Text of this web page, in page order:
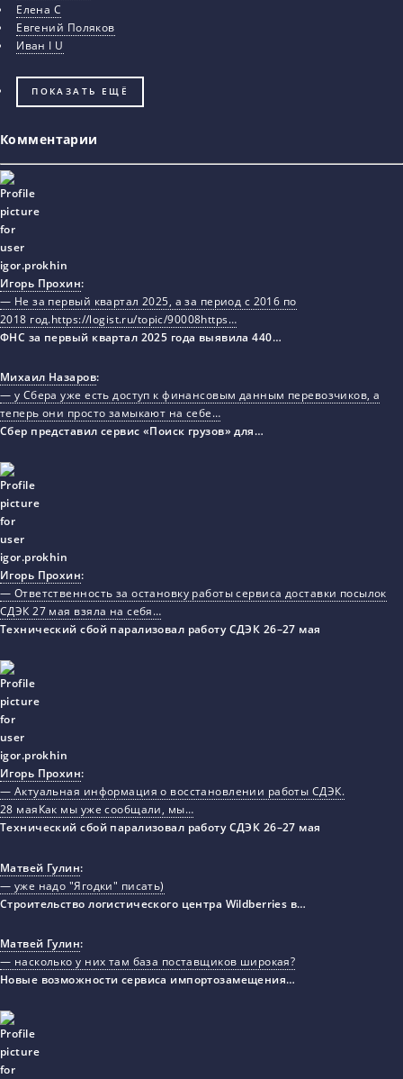
Елена С
Евгений Поляков
Иван I U
ПОКАЗАТЬ ЕЩЁ
Комментарии
Игорь Прохин:
— Не за первый квартал 2025, а за период с 2016 по
2018 год.https://logist.ru/topic/90008https…
ФНС за первый квартал 2025 года выявила 440…
Михаил Назаров:
— у Сбера уже есть доступ к финансовым данным перевозчиков, а
теперь они просто замыкают на себе…
Сбер представил сервис «Поиск грузов» для…
Игорь Прохин:
— Ответственность за остановку работы сервиса доставки посылок
СДЭК 27 мая взяла на себя…
Технический сбой парализовал работу СДЭК 26–27 мая
Игорь Прохин:
— Актуальная информация о восстановлении работы СДЭК.
28 маяКак мы уже сообщали, мы…
Технический сбой парализовал работу СДЭК 26–27 мая
Матвей Гулин:
— уже надо "Ягодки" писать)
Строительство логистического центра Wildberries в…
Матвей Гулин:
— насколько у них там база поставщиков широкая?
Новые возможности сервиса импортозамещения…